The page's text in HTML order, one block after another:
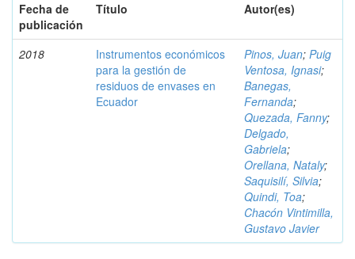
Fecha de
publicación
Título Autor(es)
2018
Instrumentos económicos
para la gestión de
residuos de envases en
Ecuador
Pinos, Juan; Puig
Ventosa, Ignasi;
Banegas,
Fernanda;
Quezada, Fanny;
Delgado,
Gabriela;
Orellana, Nataly;
Saquisilí, Silvia;
Quindi, Toa;
Chacón Vintimilla,
Gustavo Javier